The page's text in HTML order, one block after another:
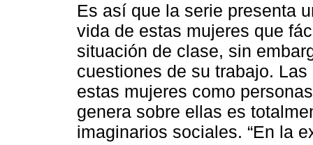
Es así que la serie presenta
vida de estas mujeres que
situación de clase, sin
cuestiones de su trabajo.
estas mujeres como
genera sobre ellas es
imaginarios sociales. “En la